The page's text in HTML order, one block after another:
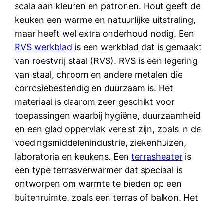
scala aan kleuren en patronen. Hout geeft de
keuken een warme en natuurlijke uitstraling,
maar heeft wel extra onderhoud nodig. Een
RVS werkblad is een werkblad dat is gemaakt
van roestvrij staal (RVS). RVS is een legering
van staal, chroom en andere metalen die
corrosiebestendig en duurzaam is. Het
materiaal is daarom zeer geschikt voor
toepassingen waarbij hygiëne, duurzaamheid
en een glad oppervlak vereist zijn, zoals in de
voedingsmiddelenindustrie, ziekenhuizen,
laboratoria en keukens. Eenterrasheater is
een type terrasverwarmer dat speciaal is
ontworpen om warmte te bieden op een
buitenruimte, zoals een terras of balkon. Het